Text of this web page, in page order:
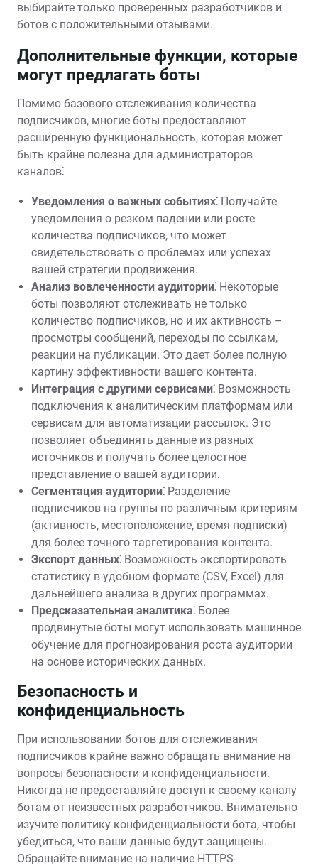
выбирайте только проверенных разработчиков и
ботов с положительными отзывами.
Дополнительные функции, которые
могут предлагать боты
Помимо базового отслеживания количества
подписчиков, многие боты предоставляют
расширенную функциональность, которая может
быть крайне полезна для администраторов
каналов⁚
Уведомления о важных событиях⁚ Получайте
уведомления о резком падении или росте
количества подписчиков, что может
свидетельствовать о проблемах или успехах
вашей стратегии продвижения.
Анализ вовлеченности аудитории⁚ Некоторые
боты позволяют отслеживать не только
количество подписчиков, но и их активность –
просмотры сообщений, переходы по ссылкам,
реакции на публикации. Это дает более полную
картину эффективности вашего контента.
Интеграция с другими сервисами⁚ Возможность
подключения к аналитическим платформам или
сервисам для автоматизации рассылок. Это
позволяет объединять данные из разных
источников и получать более целостное
представление о вашей аудитории.
Сегментация аудитории⁚ Разделение
подписчиков на группы по различным критериям
(активность, местоположение, время подписки)
для более точного таргетирования контента.
Экспорт данных⁚ Возможность экспортировать
статистику в удобном формате (CSV, Excel) для
дальнейшего анализа в других программах.
Предсказательная аналитика⁚ Более
продвинутые боты могут использовать машинное
обучение для прогнозирования роста аудитории
на основе исторических данных.
Безопасность и
конфиденциальность
При использовании ботов для отслеживания
подписчиков крайне важно обращать внимание на
вопросы безопасности и конфиденциальности.
Никогда не предоставляйте доступ к своему каналу
ботам от неизвестных разработчиков. Внимательно
изучите политику конфиденциальности бота, чтобы
убедиться, что ваши данные будут защищены.
Обращайте внимание на наличие HTTPS-